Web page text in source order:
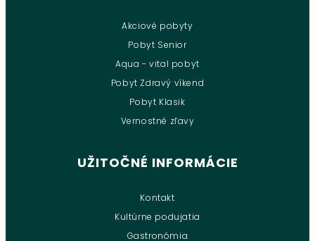
Akciové pobyty
Pobyt Senior
Aqua - vital pobyt
Pobyt Zdravý víkend
Pobyt Klasik
Vernostné zľavy
UŽITOČNÉ INFORMÁCIE
Kontakt
Kultúrne podujatia
Gastronómia